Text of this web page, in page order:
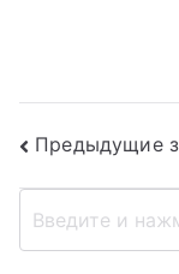
по
записям
Предыдущие